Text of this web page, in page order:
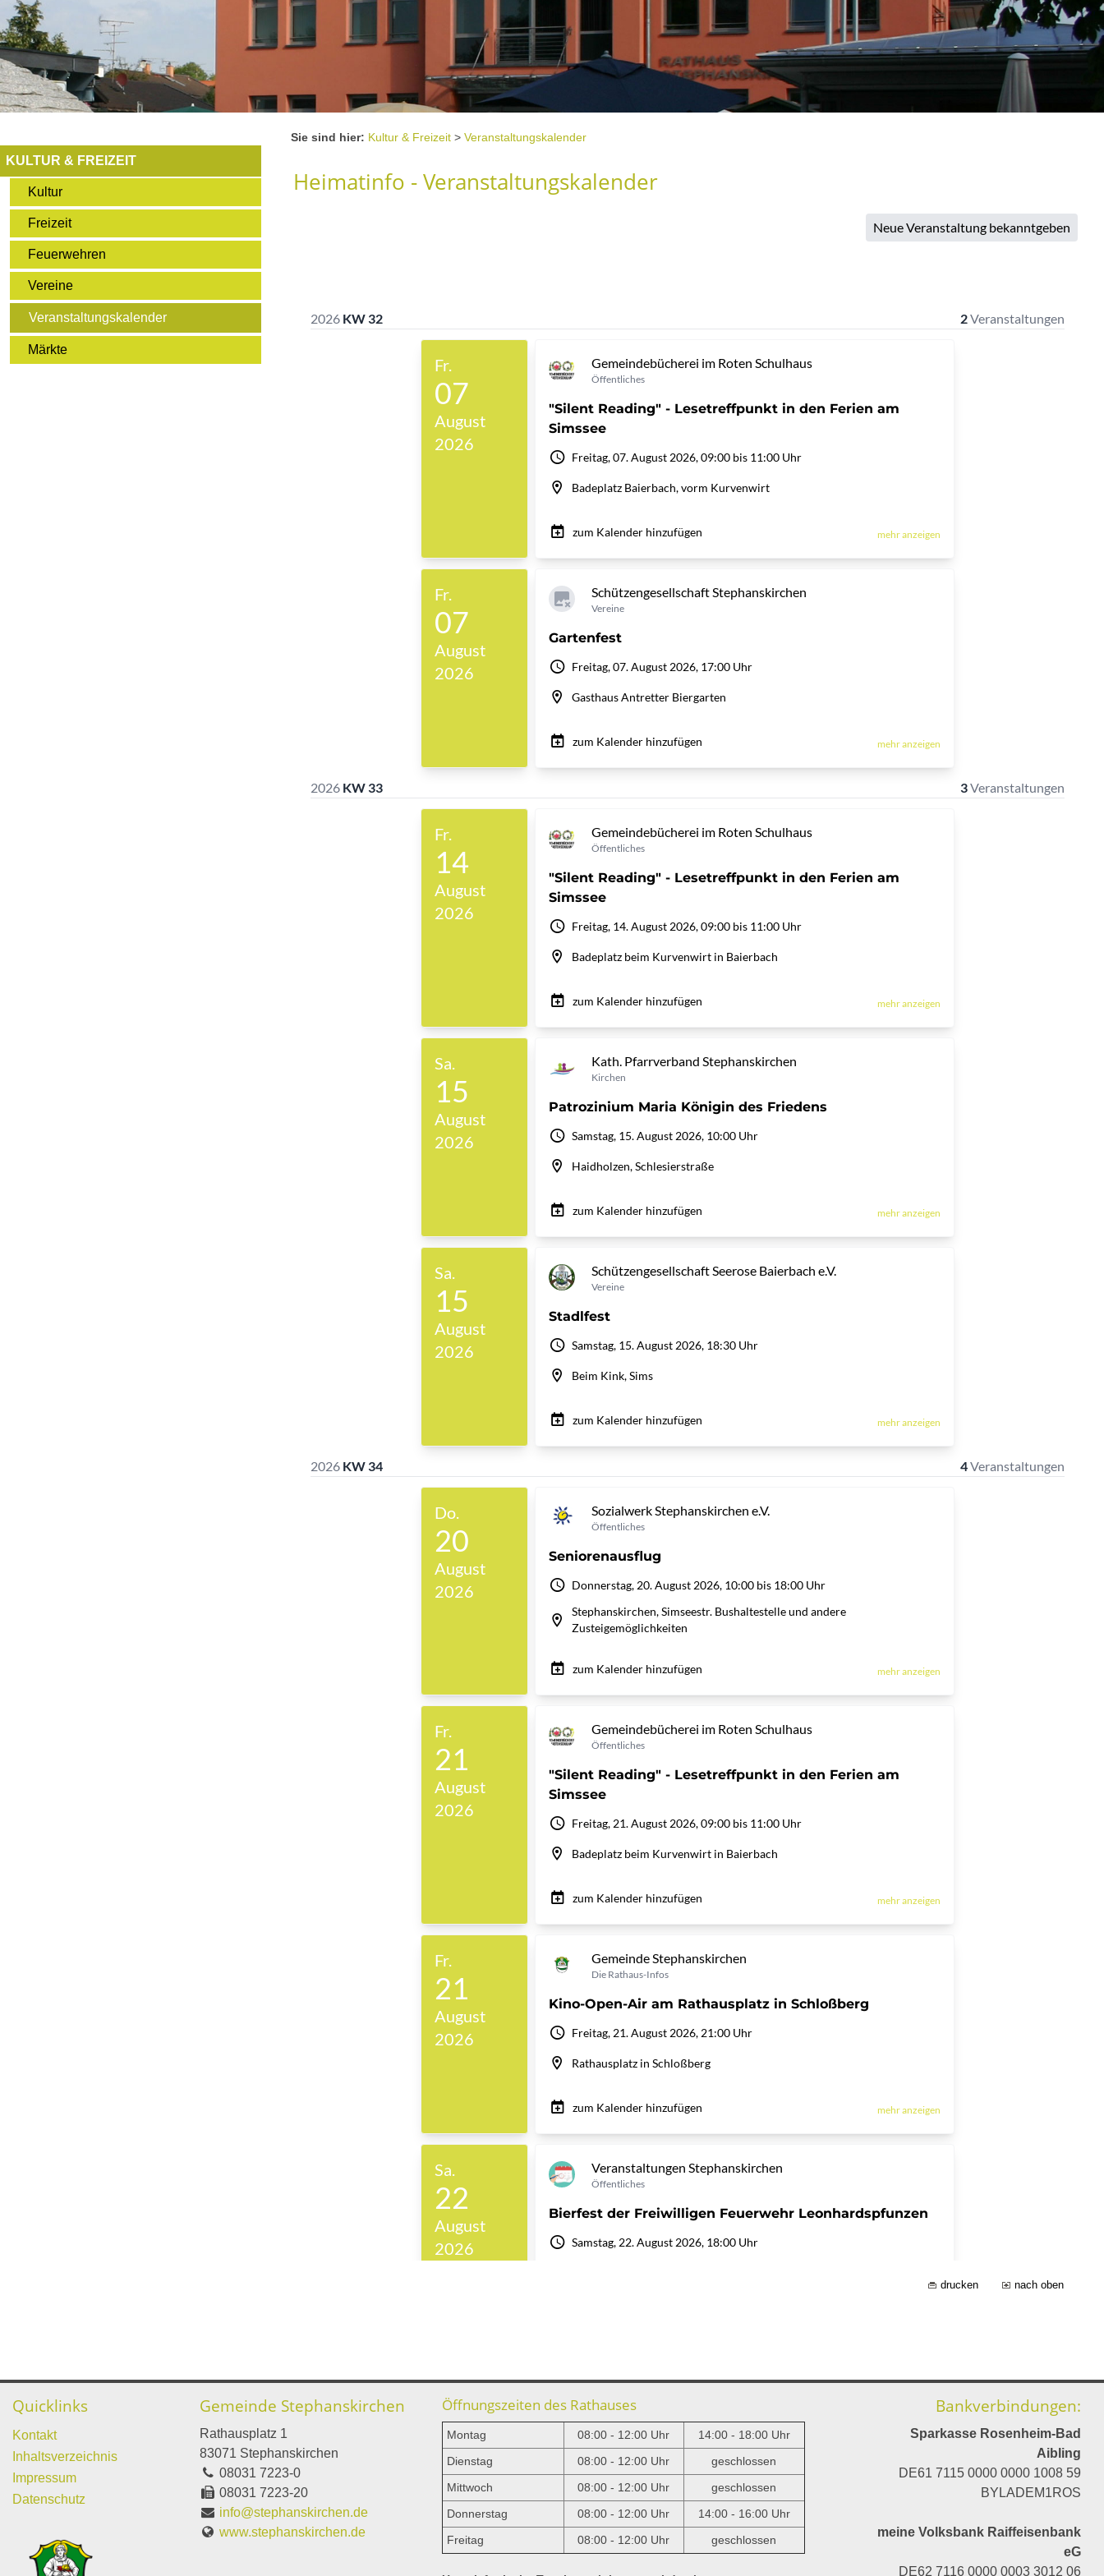
KULTUR & FREIZEIT
Kultur
Freizeit
Feuerwehren
Vereine
Veranstaltungskalender
Märkte
Sie sind hier: Kultur & Freizeit > Veranstaltungskalender
Heimatinfo - Veranstaltungskalender
drucken nach oben
Quicklinks
Kontakt
Inhaltsverzeichnis
Impressum
Datenschutz
Gemeinde Stephanskirchen
Rathausplatz 1
83071 Stephanskirchen
08031 7223-0
08031 7223-20
info@stephanskirchen.de
www.stephanskirchen.de
Öffnungszeiten des Rathauses
Montag 08:00 - 12:00 Uhr
14:00 - 18:00 Uhr
Dienstag
08:00 - 12:00 Uhr
geschlossen
Mittwoch
08:00 - 12:00 Uhr
geschlossen
Donnerstag
08:00 - 12:00 Uhr
14:00 - 16:00 Uhr
Freitag
08:00 - 12:00 Uhr geschlossen
Bankverbindungen:
Sparkasse Rosenheim-Bad
Aibling
DE61 7115 0000 0000 1008 59
BYLADEM1ROS
meine Volksbank Raiffeisenbank
eG
DE62 7116 0000 0003 3012 06